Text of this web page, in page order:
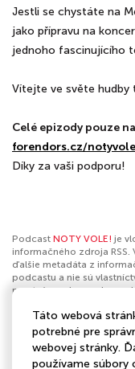
Jestli se chystáte na
jako přípravu na
jednoho fascinujícího
Vítejte ve světe hudby
Celé epizody pouze na
forendors.cz/notyvole
Díky za vaši podporu!
Podcast NOTY VOLE! je
informačného zdroja RSS.
ďalšie metadáta z
podcastu a nie sú
nevytvára ani
nahlásiť obsah. Ak je toto
profilomklikni sem.
Autor:Headliner
Táto webová
potrebné pre
webovej stránky.
používame súbory